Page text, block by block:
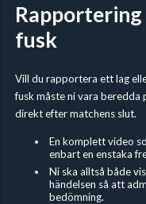
fusk
Vill du rapportera ett lag
fusk måste ni vara
direkt efter matchens slut.
En komplett video
enbart en enstaka
Ni ska alltså både
händelsen så att
bedömning.